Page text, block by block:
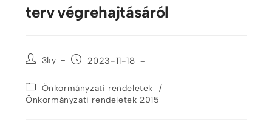
terv végrehajtásáról
3ky 2023-11-18
Önkormányzati rendeletek /
Önkormányzati rendeletek 2015